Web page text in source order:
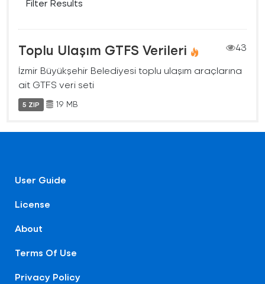
Filter Results
Toplu Ulaşım GTFS Verileri
43
İzmir Büyükşehir Belediyesi toplu ulaşım araçlarına
ait GTFS veri seti
5 ZIP 19 MB
User Guide
License
About
Terms Of Use
Privacy Policy